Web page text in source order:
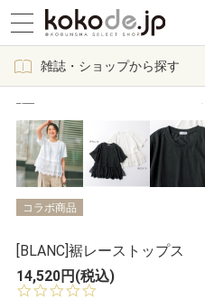
雑誌・ショップから探す
コラボ商品
[BLANC]裾レーストップス
14,520円(税込)
0.